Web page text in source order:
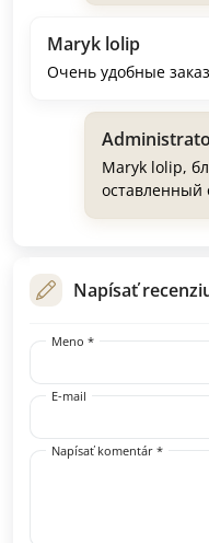
Maryk lolip
Очень удобные
Maryk lolip,
оставленный
Napísať
Meno *
E-mail
Napísať komentár *